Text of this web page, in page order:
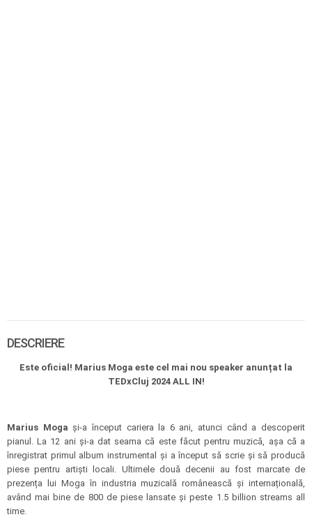
DESCRIERE
Este oficial! Marius Moga este cel mai nou speaker anunțat la
TEDxCluj 2024 ALL IN!
Marius Moga și-a început cariera la 6 ani, atunci când a descoperit
pianul. La 12 ani și-a dat seama că este făcut pentru muzică, așa că a
înregistrat primul album instrumental și a început să scrie și să producă
piese pentru artiști locali. Ultimele două decenii au fost marcate de
prezența lui Moga în industria muzicală românească și internațională,
având mai bine de 800 de piese lansate și peste 1.5 billion streams all
time.